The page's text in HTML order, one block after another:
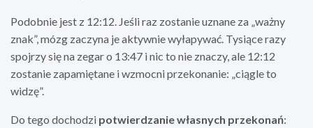
Podobnie jest z 12:12. Jeśli raz zostanie uznane za „ważny
znak”, mózg zaczyna je aktywnie wyłapywać. Tysiące razy
spojrzy się na zegar o 13:47 i nic to nie znaczy, ale 12:12
zostanie zapamiętane i wzmocni przekonanie: „ciągle to
widzę”.
Do tego dochodzi potwierdzanie własnych przekonań: